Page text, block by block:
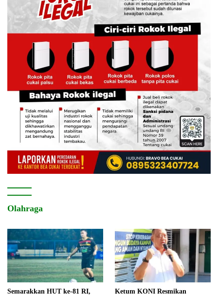
Olahraga
Semarakkan HUT ke-81 RI,
Ketum KONI Resmikan